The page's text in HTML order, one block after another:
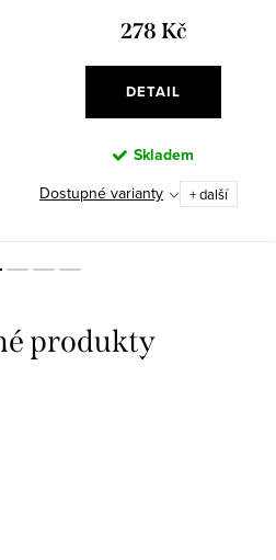
278 Kč
DETAIL
Skladem
Dostupné varianty + další